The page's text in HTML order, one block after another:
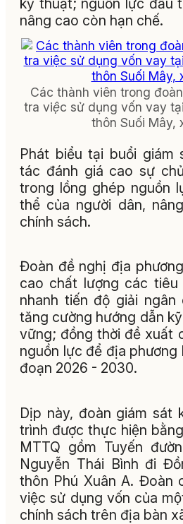
kỹ thuật; nguồn lực đầu
nâng cao còn hạn chế.
Các thành viên trong
tra việc sử dụng vốn vay
thôn Suối Mây,
Phát biểu tại buổi giám
tác đánh giá cao sự
trong lồng ghép nguồn
thể của người dân,
chính sách.
Đoàn đề nghị địa
cao chất lượng các
nhanh tiến độ giải
tăng cường hướng dẫn
vững; đồng thời đề xuất
nguồn lực để địa
đoạn 2026 - 2030.
Dịp này, đoàn giám
trình được thực hiện
MTTQ gồm Tuyến
Nguyễn Thái Bình đi
thôn Phú Xuân A. Đoàn
việc sử dụng vốn của
chính sách trên địa bàn